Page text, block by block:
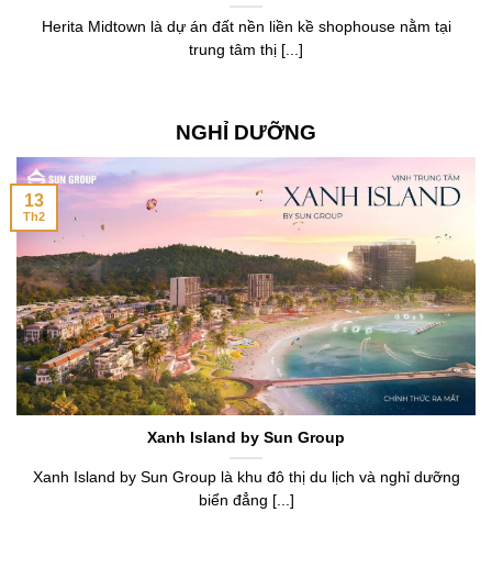
Herita Midtown là dự án đất nền liền kề shophouse nằm tại
trung tâm thị [...]
NGHỈ DƯỠNG
Xanh Island by Sun Group
Xanh Island by Sun Group là khu đô thị du lịch và nghỉ dưỡng
biển đẳng [...]
13
Th2